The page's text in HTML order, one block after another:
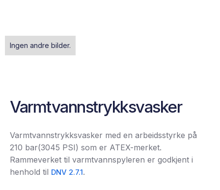
Ingen andre bilder.
Varmtvannstrykksvasker
Varmtvannstrykksvasker med en arbeidsstyrke på
210 bar(3045 PSI) som er ATEX-merket.
Rammeverket til varmtvannspyleren er godkjent i
henhold til DNV 2.7.1.